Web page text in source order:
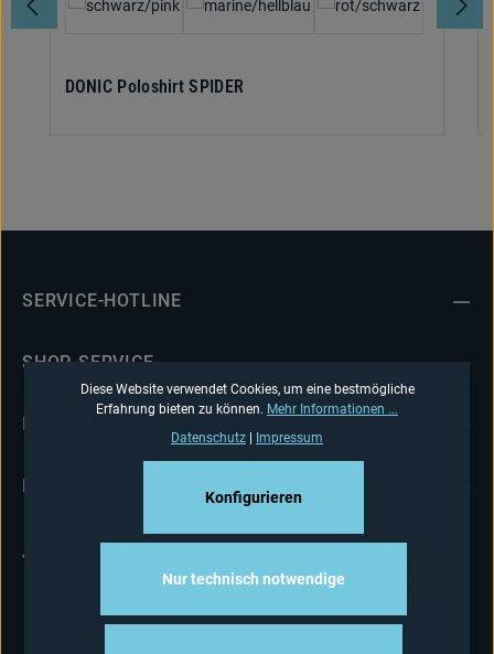
DONIC Poloshirt SPIDER
SERVICE-HOTLINE
SHOP-SERVICE
Versandkostenund ggf. Nachnahmegebühren, wenn
Diese Website verwendet Cookies, um eine bestmögliche
Erfahrung bieten zu können. Mehr Informationen ...
Datenschutz | Impressum
Nur technisch notwendige
Konfigurieren